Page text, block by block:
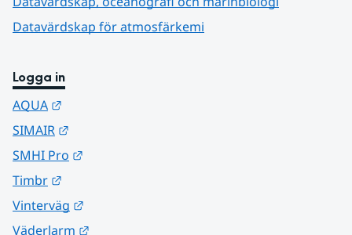
Datavärdskap för atmosfärkemi
Logga in
AQUA
SIMAIR
SMHI Pro
Timbr
Vinterväg
Väderlarm